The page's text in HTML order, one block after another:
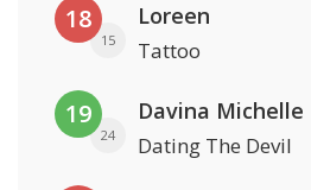
18
15
Loreen
Tattoo
19
24
Davina Michelle
Dating The Devil